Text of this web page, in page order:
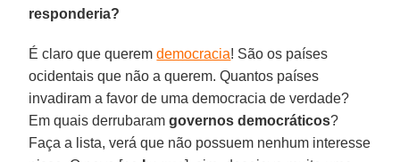
responderia?
É claro que queremdemocracia! São os países
ocidentais que não a querem. Quantos países
invadiram a favor de uma democracia de verdade?
Em quais derrubaramgovernos democráticos?
Faça a lista, verá que não possuem nenhum interesse